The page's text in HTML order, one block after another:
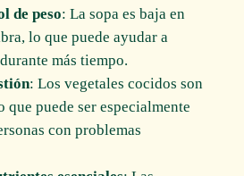
de peso: La sopa es baja en
lo que puede ayudar a
más tiempo.
: Los vegetales cocidos son
puede ser especialmente
con problemas